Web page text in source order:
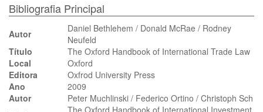
Bibliografia Principal
Autor
Daniel Bethlehem / Donald McRae / Rodney
Neufeld
Título
The Oxford Handbook of International Trade Law
Local
Oxford
Editora
Oxfrod University Press
Ano
2009
Autor
Peter Muchlinski / Federico Ortino / Christoph Sch
The Oxford Handbook of International Investment